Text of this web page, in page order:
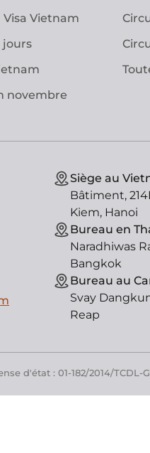
Vietnam
jours
novembre
Siège au
Bâtiment,
Kiem, Hanoi
Bureau en
Naradhiwas
Bangkok
Bureau au
Svay
Reap
d'état : 01-182/2014/TCDL-